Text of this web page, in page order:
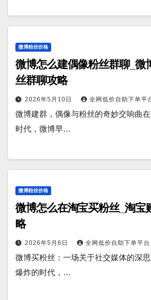
微博粉丝价格
微博怎么建偶像粉丝群聊_微
丝群聊攻略
2026年5月10日 全网低价自助下单平
微博建群，偶像与粉丝的奇妙交响曲
时代，微博早…
微博粉丝价格
微博怎么在淘宝买粉丝_淘宝
略
2026年5月6日 全网低价自助下单平台
微博买粉丝：一场关于社交媒体的深
爆炸的时代，…